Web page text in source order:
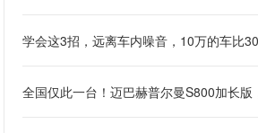
学会这3招，远离车内噪音，10万的车比
全国仅此一台！迈巴赫普尔曼S800加长版